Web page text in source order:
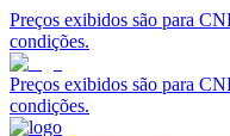
Preços exibidos são para
condições.
Preços exibidos são para
condições.